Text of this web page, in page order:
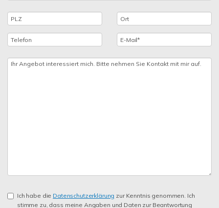
Ich habe die Datenschutzerklärung zur Kenntnis genommen. Ich
stimme zu, dass meine Angaben und Daten zur Beantwortung